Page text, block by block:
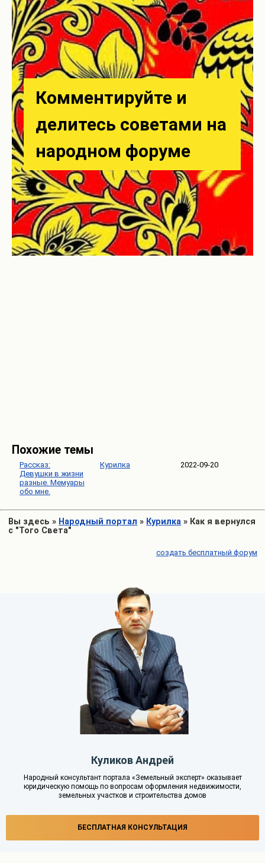
Похожие темы
Рассказ:
Девушки в жизни
разные. Мемуары
обо мне.
Курилка 2022-09-20
Вы здесь » Народный портал » Курилка » Как я вернулся
с "Того Света"
создать бесплатный форум
Куликов Андрей
Народный консультант портала «Земельный эксперт» оказывает
юридическую помощь по вопросам оформления недвижимости,
земельных участков и строительства домов
БЕСПЛАТНАЯ КОНСУЛЬТАЦИЯ